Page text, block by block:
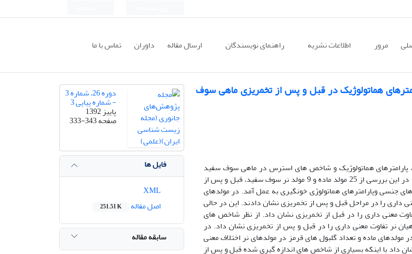
مرور اطلاعات نشریه راهنمای نویسندگان ارسال مقاله داوران تماس با ما
هماتولوژیک در قبل و پس از تخمریزی ماهی سوف
پارامترهای هماتولوژیک و شاخص های استرس در ماهی سوف سفید
در مرحله نهایی تخمریزی انجام گردید. در این بررسی از 25 مولد ماده و 9 مولد نر سوف سفید، قبل و پس از
جنسی وپارامترهای هماتولوژی خونگیری به عمل آمد. در مولدهای
داری را در مراحل قبل و پس از تخمریزی نشان دادند. این در حالی
معنی داری را در قبل از تخمریزی نشان داد. از نظر شاخص های
نر تفاوت معنی داری را در قبل و پس از تخمریزی نشان داد. در
ماده و تعداد گلبول های قرمز در مولدهای نر اختلاف معنی
داد با اینکه بسیاری از شاخص های اندازه گیری شده قبل و پس از
دوره 26، شماره 3
- شماره پیاپی 3
پاییز 1392
صفحه333-343
فایل ها
اصل مقاله
251.51 K
سابقه مقاله